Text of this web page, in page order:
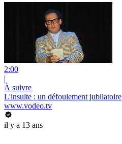
2:00
|
À suivre
L'insulte : un défoulement jubilatoire
www.vodeo.tv
il y a 13 ans